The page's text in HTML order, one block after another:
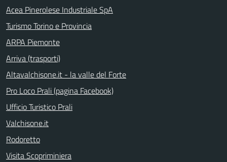
Acea Pinerolese Industriale SpA
Turismo Torino e Provincia
ARPA Piemonte
Arriva (trasporti)
Altavalchisone.it - la valle del Forte
Pro Loco Prali (pagina Facebook)
Ufficio Turistico Prali
Valchisone.it
Rodoretto
Visita Scopriminiera